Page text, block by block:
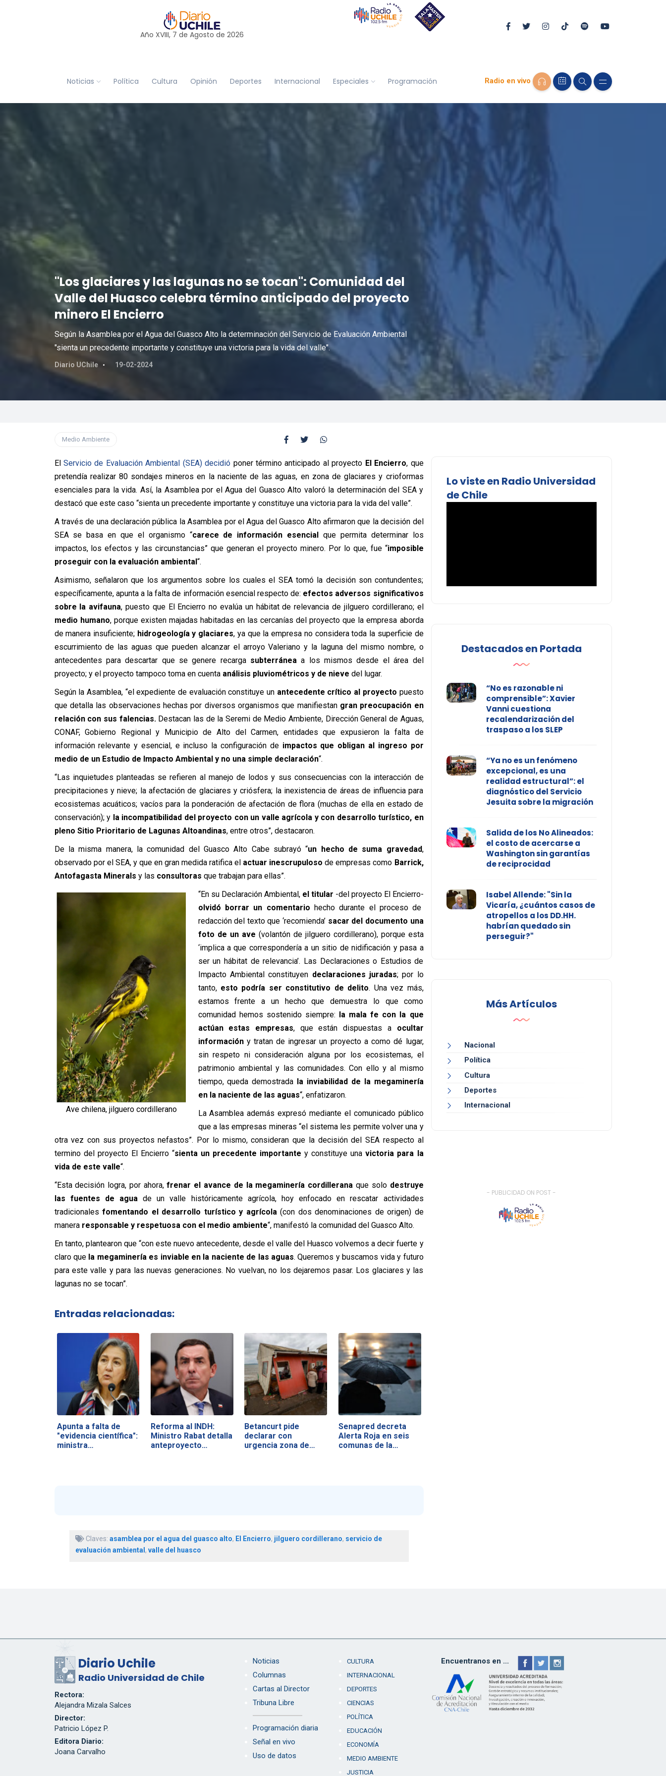
Año XVIII, 7 de Agosto de 2026
Noticias Política Cultura Opinión Deportes Internacional Especiales Programación Radio en vivo
"Los glaciares y las lagunas no se tocan": Comunidad del
Valle del Huasco celebra término anticipado del proyecto
minero El Encierro
Según la Asamblea por el Agua del Guasco Alto la determinación del Servicio de Evaluación Ambiental
"sienta un precedente importante y constituye una victoria para la vida del valle".
Diario UChile 19-02-2024
Medio Ambiente
El Servicio de Evaluación Ambiental (SEA) decidió poner término anticipado al proyecto El Encierro, que
pretendía realizar 80 sondajes mineros en la naciente de las aguas, en zona de glaciares y crioformas
esenciales para la vida. Así, la Asamblea por el Agua del Guasco Alto valoró la determinación del SEA y
destacó que este caso “sienta un precedente importante y constituye una victoria para la vida del valle”.
A través de una declaración pública la Asamblea por el Agua del Guasco Alto afirmaron que la decisión del
SEA se basa en que el organismo “carece de información esencial que permita determinar los
impactos, los efectos y las circunstancias” que generan el proyecto minero. Por lo que, fue “imposible
proseguir con la evaluación ambiental“.
Asimismo, señalaron que los argumentos sobre los cuales el SEA tomó la decisión son contundentes;
específicamente, apunta a la falta de información esencial respecto de: efectos adversos significativos
sobre la avifauna, puesto que El Encierro no evalúa un hábitat de relevancia de jilguero cordillerano; el
medio humano, porque existen majadas habitadas en las cercanías del proyecto que la empresa aborda
de manera insuficiente; hidrogeología y glaciares, ya que la empresa no considera toda la superficie de
escurrimiento de las aguas que pueden alcanzar el arroyo Valeriano y la laguna del mismo nombre, o
antecedentes para descartar que se genere recargasubterránea a los mismos desde el área del
proyecto; y el proyecto tampoco toma en cuenta análisis pluviométricos y de nieve del lugar.
Según la Asamblea, “el expediente de evaluación constituye un antecedente crítico al proyecto puesto
que detalla las observaciones hechas por diversos organismos que manifiestan gran preocupación en
relación con sus falencias. Destacan las de la Seremi de Medio Ambiente, Dirección General de Aguas,
CONAF, Gobierno Regional y Municipio de Alto del Carmen, entidades que expusieron la falta de
información relevante y esencial, e incluso la configuración de impactos que obligan al ingreso por
medio de un Estudio de Impacto Ambiental y no una simple declaración“.
“Las inquietudes planteadas se refieren al manejo de lodos y sus consecuencias con la interacción de
precipitaciones y nieve; la afectación de glaciares y criósfera; la inexistencia de áreas de influencia para
ecosistemas acuáticos; vacíos para la ponderación de afectación de flora (muchas de ella en estado de
conservación); y la incompatibilidad del proyecto con un valle agrícola y con desarrollo turístico, en
pleno Sitio Prioritario de Lagunas Altoandinas, entre otros”, destacaron.
De la misma manera, la comunidad del Guasco Alto Cabe subrayó “un hecho de suma gravedad,
observado por el SEA, y que en gran medida ratifica el actuar inescrupuloso de empresas como Barrick,
Antofagasta Minerals y las consultoras que trabajan para ellas”.
Ave chilena, jilguero cordillerano
“En su Declaración Ambiental, el titular -del proyecto El Encierro-
olvidó borrar un comentario hecho durante el proceso de
redacción del texto que ‘recomienda’ sacar del documento una
foto de un ave (volantón de jilguero cordillerano), porque esta
‘implica a que correspondería a un sitio de nidificación y pasa a
ser un hábitat de relevancia’. Las Declaraciones o Estudios de
Impacto Ambiental constituyen declaraciones juradas; por lo
tanto, esto podría ser constitutivo de delito. Una vez más,
estamos frente a un hecho que demuestra lo que como
comunidad hemos sostenido siempre: la mala fe con la que
actúan estas empresas, que están dispuestas a ocultar
informacióny tratan de ingresar un proyecto a como dé lugar,
sin respeto ni consideración alguna por los ecosistemas, el
patrimonio ambiental y las comunidades. Con ello y al mismo
tiempo, queda demostrada la inviabilidad de la megaminería
en la naciente de las aguas“, enfatizaron.
La Asamblea además expresó mediante el comunicado público
que a las empresas mineras “el sistema les permite volver una y
otra vez con sus proyectos nefastos”. Por lo mismo, consideran que la decisión del SEA respecto al
termino del proyecto El Encierro “sienta un precedente importante y constituye unavictoria para la
vida de este valle“.
“Esta decisión logra, por ahora,frenar el avance de la megaminería cordillerana que solo destruye
las fuentes de aguade un valle históricamente agrícola, hoy enfocado en rescatar actividades
tradicionales fomentando el desarrollo turístico y agrícola(con dos denominaciones de origen) de
manera responsable y respetuosa con el medio ambiente“, manifestó la comunidad del Guasco Alto.
En tanto, plantearon que “con este nuevo antecedente, desde el valle del Huasco volvemos a decir fuerte y
claro que la megaminería es inviable en la naciente de las aguas. Queremos y buscamos vida y futuro
para este valle y para las nuevas generaciones. No vuelvan, no los dejaremos pasar. Los glaciares y las
lagunas no se tocan”.
Entradas relacionadas:
Apunta a falta de
"evidencia científica":
ministra…
Reforma al INDH:
Ministro Rabat detalla
anteproyecto…
Betancurt pide
declarar con
urgencia zona de…
Senapred decreta
Alerta Roja en seis
comunas de la…
Claves: asamblea por el agua del guasco alto, El Encierro, jilguero cordillerano, servicio de
evaluación ambiental , valle del huasco
Lo viste en Radio Universidad
de Chile
Destacados en Portada
“No es razonable ni
comprensible”: Xavier
Vanni cuestiona
recalendarización del
traspaso a los SLEP
“Ya no es un fenómeno
excepcional, es una
realidad estructural”: el
diagnóstico del Servicio
Jesuita sobre la migración
Salida de los No Alineados:
el costo de acercarse a
Washington sin garantías
de reciprocidad
Isabel Allende: "Sin la
Vicaría, ¿cuántos casos de
atropellos a los DD.HH.
habrían quedado sin
perseguir?"
Más Artículos
Nacional
Política
Cultura
Deportes
Internacional
- PUBLICIDAD ON POST -
Diario Uchile
Radio Universidad de Chile
Rectora:
Alejandra Mizala Salces
Director:
Patricio López P.
Editora Diario:
Joana Carvalho
Noticias
Columnas
Cartas al Director
Tribuna Libre
Programación diaria
Señal en vivo
Uso de datos
CULTURA
INTERNACIONAL
DEPORTES
CIENCIAS
POLÍTICA
EDUCACIÓN
ECONOMÍA
MEDIO AMBIENTE
JUSTICIA
Encuentranos en ...